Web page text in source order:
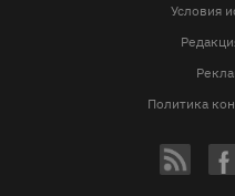
Условия
Политика